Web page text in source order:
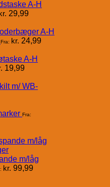
A-H
29,99
A-H
Fra: kr. 24,99
A-H
19,99
Fra:
m/låg
kr. 99,99